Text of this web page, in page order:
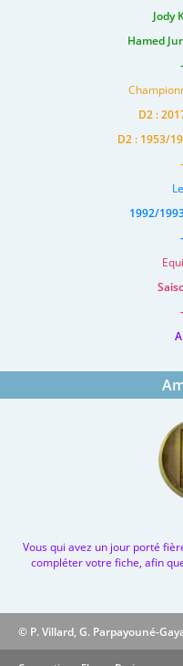
Jody
Hamed
D2 :
D2 : 1953/
1992/
Vous qui avez un jour porté
compléter votre fiche, afin
© P. Villard, G. Parpayouné-